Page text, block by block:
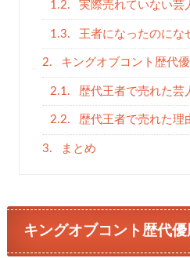
1.2. 実際売れていない芸
1.3. 王者になったのにな
2. キングオブコント歴代
2.1. 歴代王者で売れた芸
2.2. 歴代王者で売れた理
3. まとめ
キングオブコント歴代